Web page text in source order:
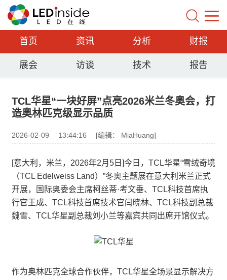
首页 资讯 分析 财报
展会 访谈 技术 报告
TCL华星“一块好屏”点亮2026米兰冬奥会，打
造奥林匹克级显示品质
2026-02-09 13:44:16 [编辑： MiaHuang]
[意大利，米兰，2026年2月5日]今日，TCL华星“雪绒奇境
（TCL Edelweiss Land）”冬奥主题展在意大利米兰正式
开展，国际奥委会主席柯丝蒂·考文垂、TCL科技首席执
行官王成、TCL科技首席技术官闫晓林、TCL科技副总裁
魏雪、TCL华星副总裁刘小兰等嘉宾共同出席开馆仪式。
作为奥林匹克全球合作伙伴，TCL华星全场景显示解决方